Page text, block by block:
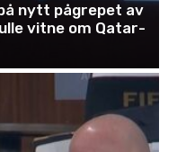
nytt pågrepet av
vitne om Qatar-